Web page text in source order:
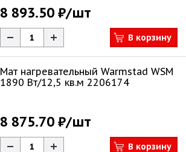
8 893.50 ₽/шт
В корзину
Мат нагревательный Warmstad WSM
1890 Вт/12,5 кв.м 2206174
8 875.70 ₽/шт
В корзину